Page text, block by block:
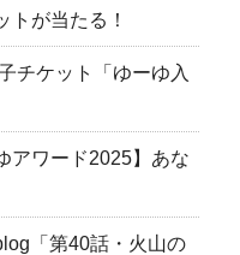
トが当たる！
チケット「ゆーゆ入
アワード2025】あな
「第40話・火山の